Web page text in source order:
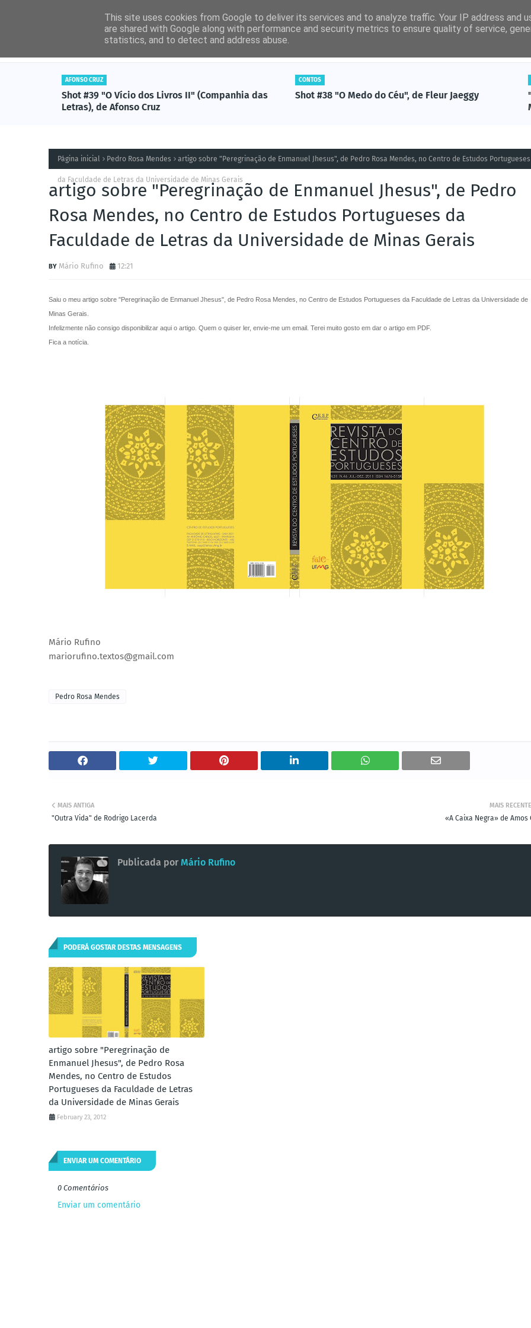
Entrevistas Livros (por ordem alfabética)
AFONSO CRUZ
Shot #39 "O Vício dos Livros II" (Companhia das
Letras), de Afonso Cruz
CONTOS
Shot #38 "O Medo do Céu", de Fleur Jaeggy
Página inicial Pedro Rosa Mendes artigo sobre "Peregrinação de Enmanuel Jhesus", de Pedro Rosa Mendes, no Centro de Estudos Portugueses
da Faculdade de Letras da Universidade de Minas Gerais
artigo sobre "Peregrinação de Enmanuel Jhesus", de Pedro
Rosa Mendes, no Centro de Estudos Portugueses da
Faculdade de Letras da Universidade de Minas Gerais
Mário Rufino 12:21
Saiu o meu artigo sobre "Peregrinação de Enmanuel Jhesus", de Pedro Rosa Mendes, no Centro de Estudos Portugueses da Faculdade de Letras da Universidade de
Minas Gerais.
Infelizmente não consigo disponibilizar aqui o artigo. Quem o quiser ler, envie-me um email. Terei muito gosto em dar o artigo em PDF.
Fica a notícia.
Mário Rufino
mariorufino.textos@gmail.com
Pedro Rosa Mendes
MAIS RECENTE
«A Caixa Negra» de Amos
MAIS ANTIGA
"Outra Vida" de Rodrigo Lacerda
Publicada por Mário Rufino
PODERÁ GOSTAR DESTAS MENSAGENS
artigo sobre "Peregrinação de
Enmanuel Jhesus", de Pedro Rosa
Mendes, no Centro de Estudos
Portugueses da Faculdade de Letras
da Universidade de Minas Gerais
February 23, 2012
ENVIAR UM COMENTÁRIO
0 Comentários
Enviar um comentário
This site uses cookies from Google to deliver its services and to analyze traffic. Your IP address and
are shared with Google along with performance and security metrics to ensure quality of service,
statistics, and to detect and address abuse.